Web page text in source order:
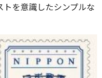
トを意識したシンプルな